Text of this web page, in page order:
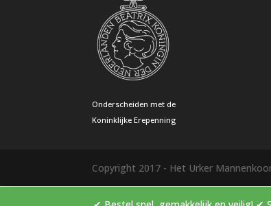
Onderscheiden met de
Koninklijke Erepenning
Copyright 2017 - Het Urker